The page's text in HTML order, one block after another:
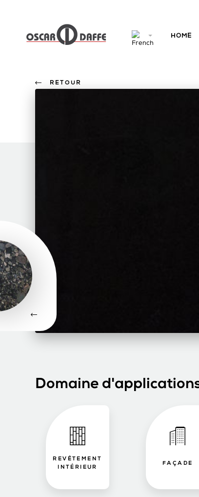
HOME
RETOUR
Domaine
REVÊTEMENT
INTÉRIEUR
FAÇADE